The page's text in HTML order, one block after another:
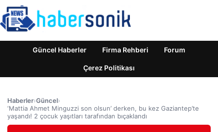
Güncel Haberler Firma Rehberi Forum
Çerez Politikası
Haberler›Güncel›
‘Mattia Ahmet Minguzzi son olsun’ derken, bu kez Gaziantep’te
yaşandı! 2 çocuk yaşıtları tarafından bıçaklandı